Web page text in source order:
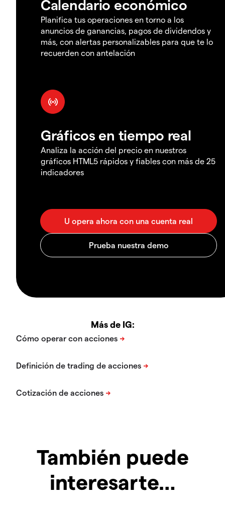
Calendario económico
Planifica tus operaciones en torno a los
anuncios de ganancias, pagos de dividendos y
más, con alertas personalizables para que te lo
recuerden con antelación
Gráficos en tiempo real
Analiza la acción del precio en nuestros
gráficos HTML5 rápidos y fiables con más de 25
indicadores
Más de IG:
También puede
interesarte…